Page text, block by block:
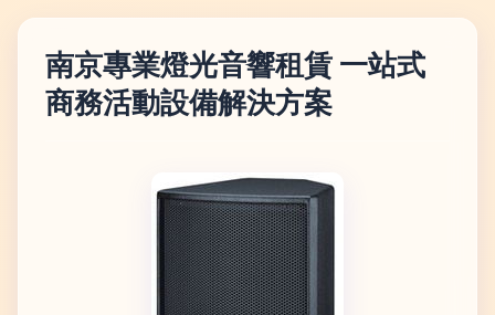
南京專業燈光音響租賃 一站式
商務活動設備解決方案